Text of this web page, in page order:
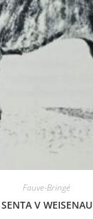
Fauve-Bringé
SENTA V WEISENAU